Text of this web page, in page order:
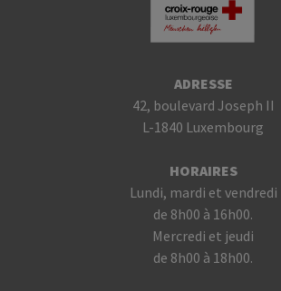
ADRESSE
42, boulevard Joseph II
L-1840 Luxembourg
HORAIRES
Lundi, mardi et vendredi
de 8h00 à 16h00.
Mercredi et jeudi
de 8h00 à 18h00.